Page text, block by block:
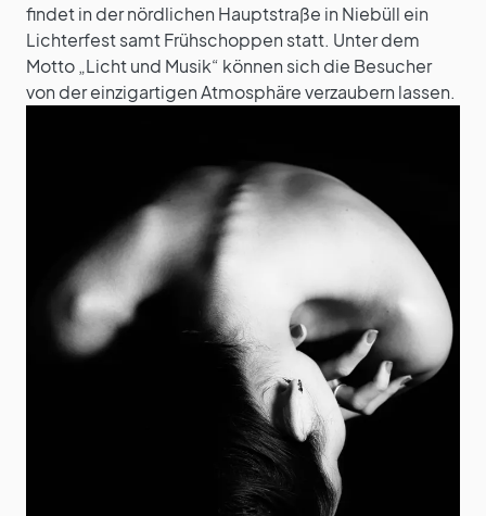
findet in der nördlichen Hauptstraße in Niebüll ein
Lichterfest samt Frühschoppen statt. Unter dem
Motto „Licht und Musik“ können sich die Besucher
von der einzigartigen Atmosphäre verzaubern lassen.